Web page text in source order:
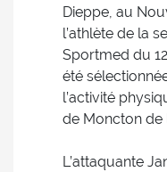
Dieppe, au
l’athlète de la
Sportmed du
été
l’activité
de Moncton de
L’attaquante